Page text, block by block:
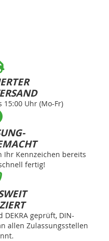
Uhr (Mo-Fr)
Ihr Kennzeichen bereits
fertig!
DEKRA geprüft, DIN-
allen Zulassungsstellen